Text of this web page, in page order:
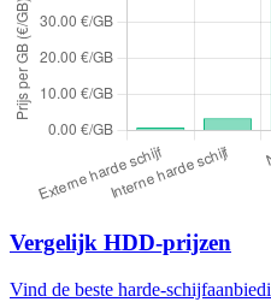
Vergelijk HDD-prijzen
Vind de beste harde-